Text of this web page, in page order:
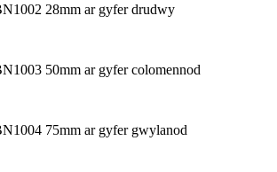
28mm ar gyfer drudwy
50mm ar gyfer colomennod
75mm ar gyfer gwylanod